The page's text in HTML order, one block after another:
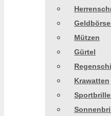
Mützen
Gürtel
Krawatten